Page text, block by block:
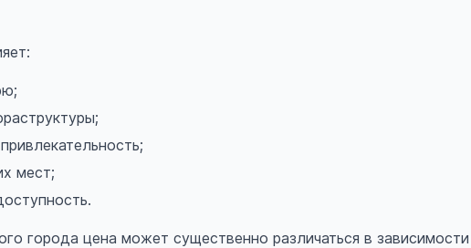
мест;
города цена может существенно различаться в